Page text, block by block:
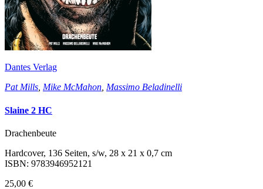
Dantes Verlag
Pat Mills, Mike McMahon, Massimo Beladinelli
Slaine 2 HC
Drachenbeute
Hardcover, 136 Seiten, s/w, 28 x 21 x 0,7 cm
ISBN: 9783946952121
25,00 €